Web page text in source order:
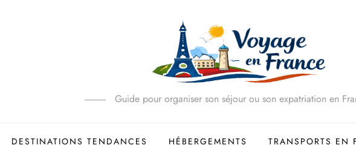
Guide pour organiser son séjour ou son expatriation en
DESTINATIONS TENDANCES HÉBERGEMENTS TRANSPORTS EN